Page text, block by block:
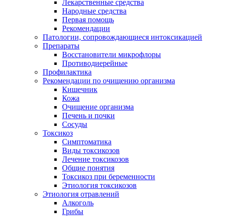
Лекарственные средства
Народные средства
Первая помощь
Рекомендации
Патологии, сопровождающиеся интоксикацией
Препараты
Восстановители микрофлоры
Противодиерейные
Профилактика
Рекомендации по очищению организма
Кишечник
Кожа
Очищение организма
Печень и почки
Сосуды
Токсикоз
Cимптоматика
Виды токсикозов
Лечение токсикозов
Общие понятия
Токсикоз при беременности
Этиология токсикозов
Этиология отравлений
Алкоголь
Грибы